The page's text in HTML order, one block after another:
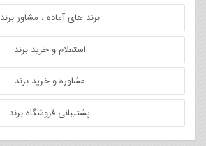
برند های آماده ، مشاور برند
استعلام و خرید برند
مشاوره و خرید برند
پشتیبانی فروشگاه برند